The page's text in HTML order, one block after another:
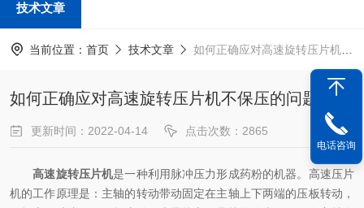
技术文章
当前位置： 首页 技术文章 如何正确应对高速旋转压片机不保压的问题？
如何正确应对高速旋转压片机不保压的问题？
更新时间：2022-04-14 点击次数：2865
高速旋转压片机是一种利用脉冲压力形成药粉的机器。高速压片
机的工作原理是：主轴的转动带动固定在主轴上下两端的压板转动，
电话咨询